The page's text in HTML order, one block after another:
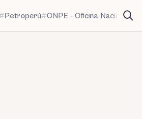
Petroperú ONPE - Oficina Nacional